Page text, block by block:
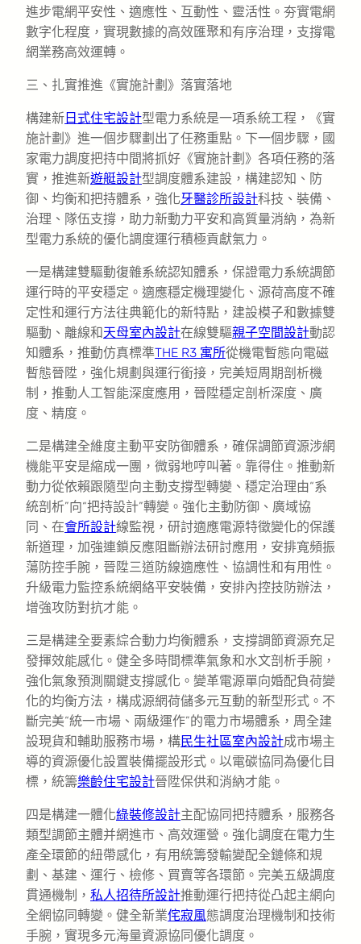
進步電網平安性、適應性、互動性、靈活性。夯實電網
數字化程度，實現數據的高效匯聚和有序治理，支撐電
網業務高效運轉。
三、扎實推進《實施計劃》落實落地
構建新 日式住宅設計型電力系統是一項系統工程，《實
施計劃》進一個步驟劃出了任務重點。下一個步驟，國
家電力調度把持中間將抓好《實施計劃》各項任務的落
實，推進新遊艇設計型調度體系建設，構建認知、防
御、均衡和把持體系，強化牙醫診所設計科技、裝備、
治理、隊伍支撐，助力新動力平安和高質量消納，為新
型電力系統的優化調度運行積極貢獻氣力。
一是構建雙驅動復雜系統認知體系，保證電力系統調節
運行時的平安穩定。適應穩定機理變化、源荷高度不確
定性和運行方法往典範化的新特點，建設模子和數據雙
驅動、離線和天母室內設計在線雙驅親子空間設計動認
知體系，推動仿真標準THE R3 寓所從機電暫態向電磁
暫態晉陞，強化規劃與運行銜接，完美短周期剖析機
制，推動人工智能深度應用，晉陞穩定剖析深度、廣
度、精度。
二是構建全維度主動平安防御體系，確保調節資源涉網
機能平安是縮成一團，微弱地哼叫著。靠得住。推動新
動力從依賴跟隨型向主動支撐型轉變、穩定治理由“系
統剖析”向“把持設計”轉變。強化主動防御、廣域協
同、在會所設計線監視，研討適應電源特徵變化的保護
新道理，加強連鎖反應阻斷辦法研討應用，安排寬頻振
蕩防控手腕，晉陞三道防線適應性、協調性和有用性。
升級電力監控系統網絡平安裝備，安排內控技防辦法，
增強攻防對抗才能。
三是構建全要素綜合動力均衡體系，支撐調節資源充足
發揮效能感化。健全多時間標準氣象和水文剖析手腕，
強化氣象預測關鍵支撐感化。變革電源單向婚配負荷變
化的均衡方法，構成源網荷儲多元互動的新型形式。不
斷完美“統一市場、兩級運作”的電力市場體系，周全建
設現貨和輔助服務市場，構民生社區室內設計成市場主
導的資源優化設置裝備擺設形式。以電碳協同為優化目
標，統籌樂齡住宅設計晉陞保供和消納才能。
四是構建一體化綠裝修設計主配協同把持體系，服務各
類型調節主體并網進市、高效運營。強化調度在電力生
產全環節的紐帶感化，有用統籌發輸變配全鏈條和規
劃、基建、運行、檢修、買賣等各環節。完美五級調度
貫通機制， 私人招待所設計推動運行把持從凸起主網向
全網協同轉變。健全新業侘寂風態調度治理機制和技術
手腕，實現多元海量資源協同優化調度。